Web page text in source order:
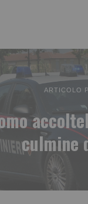
ARTICOLO
culmine